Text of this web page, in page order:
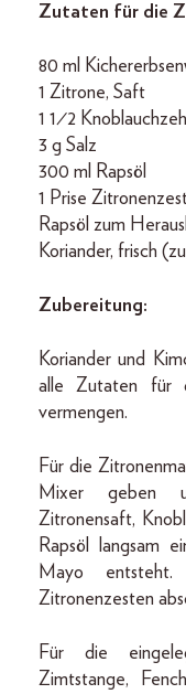
Zutaten für die
80 ml
1 Zitrone, Saft
1 1⁄2
3 g Salz
300 ml Rapsöl
1 Prise
Rapsöl zum
Koriander, frisch
Zubereitung:
Koriander und
alle Zutaten für
vermengen.
Für die
Mixer geben
Zitronensaft,
Rapsöl langsam
Mayo
Zitronenzesten
Für die
Zimtstange,